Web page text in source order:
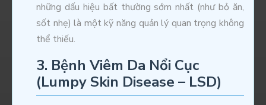
những dấu hiệu bất thường sớm nhất (như bỏ ăn,
sốt nhẹ) là một kỹ năng quản lý quan trọng không
thể thiếu.
3. Bệnh Viêm Da Nổi Cục
(Lumpy Skin Disease – LSD)